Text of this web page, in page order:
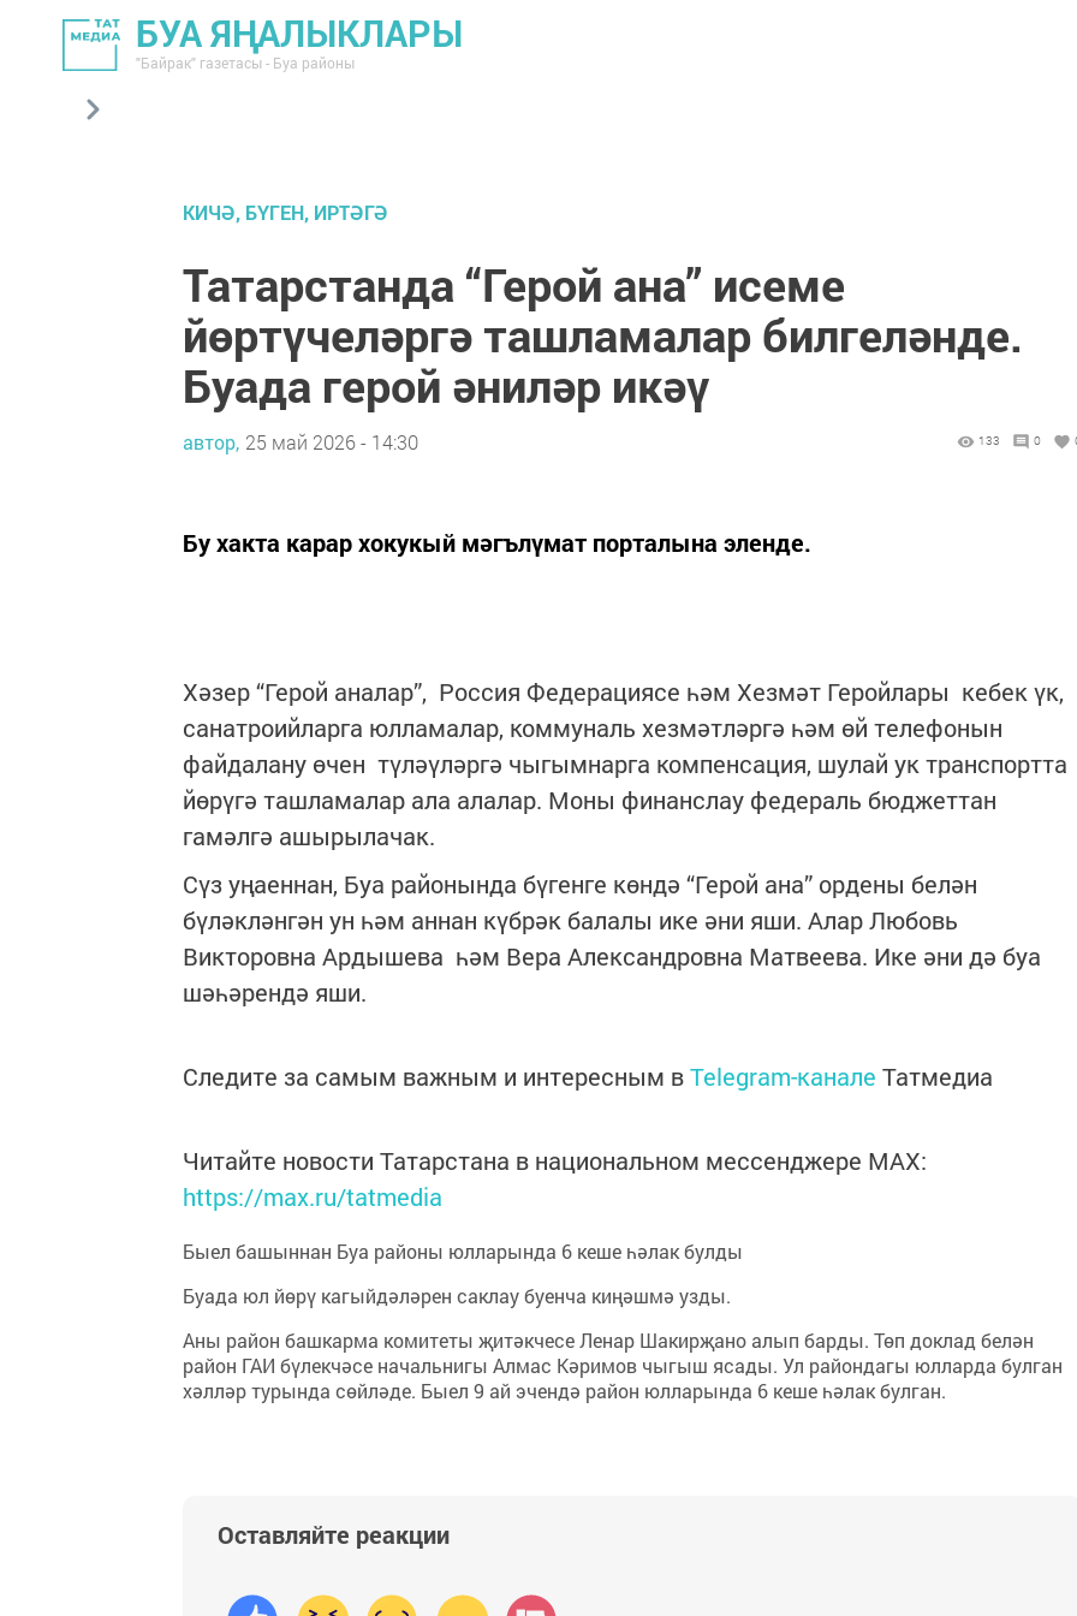
БУА ЯҢАЛЫКЛАРЫ
"Байрак" газетасы - Буа районы
КИЧӘ, БҮГЕН, ИРТӘГӘ
Татарстанда “Герой ана” исеме
йөртүчеләргә ташламалар билгеләнде.
Буада герой әниләр икәү
автор, 25 май 2026 - 14:30 133 0
Бу хакта карар хокукый мәгълүмат порталына эленде.
Хәзер “Герой аналар”, Россия Федерациясе һәм Хезмәт Геройлары кебек үк,
санатроийларга юлламалар, коммуналь хезмәтләргә һәм өй телефонын
файдалану өчен түләүләргә чыгымнарга компенсация, шулай ук транспортта
йөрүгә ташламалар ала алалар. Моны финанслау федераль бюджеттан
гамәлгә ашырылачак.
Сүз уңаеннан, Буа районында бүгенге көндә “Герой ана” ордены белән
бүләкләнгән ун һәм аннан күбрәк балалы ике әни яши. Алар Любовь
Викторовна Ардышева һәм Вера Александровна Матвеева. Ике әни дә буа
шәһәрендә яши.
Следите за самым важным и интересным вTelegram-канале Татмедиа
Читайте новости Татарстана в национальном мессенджере MАХ:
https://max.ru/tatmedia
Быел башыннан Буа районы юлларында 6 кеше һәлак булды
Буада юл йөрү кагыйдәләрен саклау буенча киңәшмә узды.
Аны район башкарма комитеты җитәкчесе Ленар Шакирҗано алып барды. Төп доклад белән
район ГАИ бүлекчәсе начальнигы Алмас Кәримов чыгыш ясады. Ул райондагы юлларда булган
хәлләр турында сөйләде. Быел 9 ай эчендә район юлларында 6 кеше һәлак булган.
Оставляйте реакции